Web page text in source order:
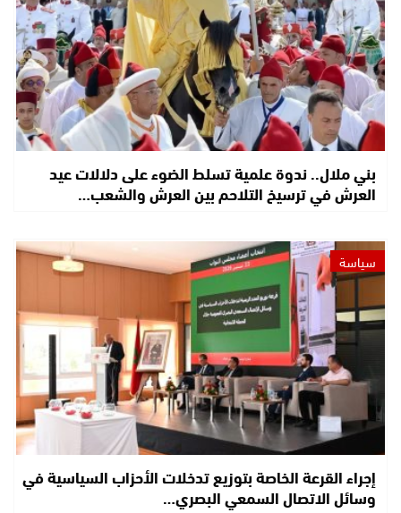
بني ملال.. ندوة علمية تسلط الضوء على دلالات عيد
العرش في ترسيخ التلاحم بين العرش والشعب…
سياسة
إجراء القرعة الخاصة بتوزيع تدخلات الأحزاب السياسية في
وسائل الاتصال السمعي البصري…